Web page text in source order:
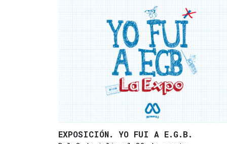
EXPOSICIÓN. YO FUI A E.G.B.